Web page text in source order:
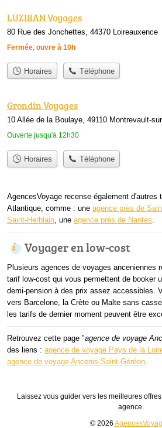
LUZIRAN Voyages
80 Rue des Jonchettes, 44370 Loireauxence
Fermée, ouvre à 10h
Horaires Téléphone
Grondin Voyages
10 Allée de la Boulaye, 49110 Montrevault-
Ouverte jusqu'à 12h30
Horaires Téléphone
AgencesVoyage recense également d'autres
Atlantique, comme : une agence près de
Saint-Herblain , une agence près de Nantes
Voyager en low-cost
Plusieurs agences de voyages anceniennes
tarif low-cost qui vous permettent de booker
demi-pension à des prix assez accessibles.
vers Barcelone, la Crète ou Malte sans
les tarifs de dernier moment peuvent être
Retrouvez cette page "agence de voyage
des liens : agence de voyage Pays de la
agence de voyage Ancenis-Saint-Géréon
Laissez vous guider vers les meilleures
agence.
© 2026